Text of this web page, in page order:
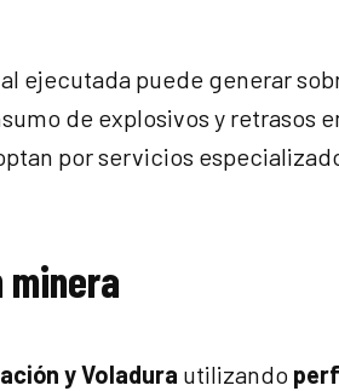
ejecutada puede generar
de explosivos y retrasos
por servicios
y Voladura utilizando